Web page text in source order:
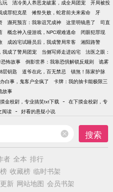
玩 清冷美人养恶龙破案，成全局团宠
开局被投
成罪犯克星 傩祭失败，蛇君前夫来索命
牙
濒死预言：我靠诅咒成神 这里明镜悬了
司直
概念神入侵游戏，NPC艰难逃命
闭眼犯罪现
成凶宅试睡员后，我成警局常客
湘阳路警
我成了警局团宠 当侧写师走进凶宅
法医之眼：
怖故事 倒影世界：我靠恐惧解锁反规则
诡雾
层钥匙 道爷在此，百无禁忌
镇煞！陈家护脉
白事，鬼客户全疯了
卡牌：我的抽卡能极限三
故事
金校尉，专业搞笑txt下载 - 在下摸金校尉，专
阅读 - 好看的悬疑小说
搜索
者 全本 排行
收藏榜 临时书架
新 网站地图 会员书架